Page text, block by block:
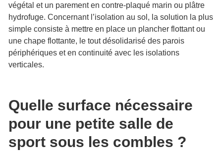
végétal et un parement en contre-plaqué marin ou plâtre
hydrofuge. Concernant l’isolation au sol, la solution la plus
simple consiste à mettre en place un plancher flottant ou
une chape flottante, le tout désolidarisé des parois
périphériques et en continuité avec les isolations
verticales.
Quelle surface nécessaire
pour une petite salle de
sport sous les combles ?